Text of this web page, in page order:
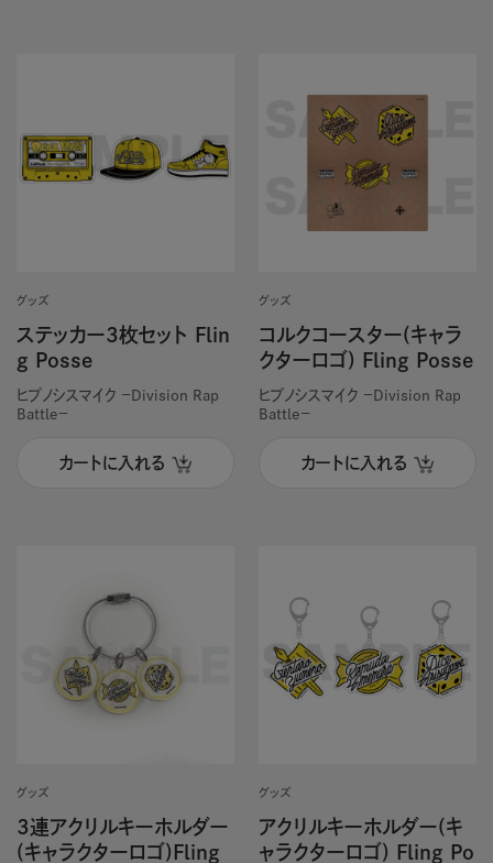
グッズ
ステッカー3枚セット Flin
g Posse
ヒプノシスマイク －Division Rap
Battle－
カートに入れる
グッズ
コルクコースター(キャラ
クターロゴ) Fling Posse
ヒプノシスマイク －Division Rap
Battle－
カートに入れる
グッズ
3連アクリルキーホルダー
(キャラクターロゴ)Fling
グッズ
アクリルキーホルダー(キ
ャラクターロゴ) Fling Po